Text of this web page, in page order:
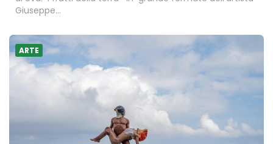
Giuseppe…
ARTE